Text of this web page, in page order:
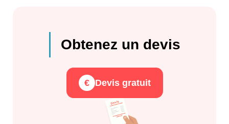
Obtenez un devis
€ Devis gratuit